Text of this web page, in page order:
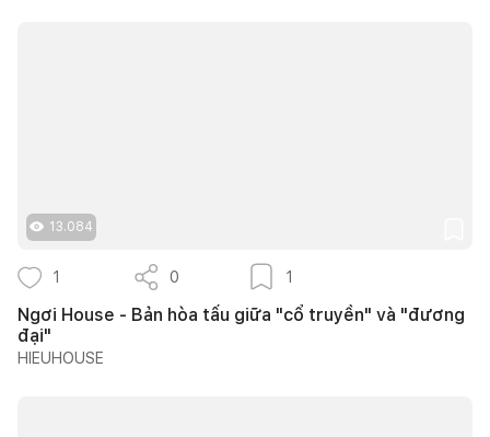
13.084
1 0 1
Ngơi House - Bản hòa tấu giữa "cổ truyền" và "đương
đại"
HIEUHOUSE